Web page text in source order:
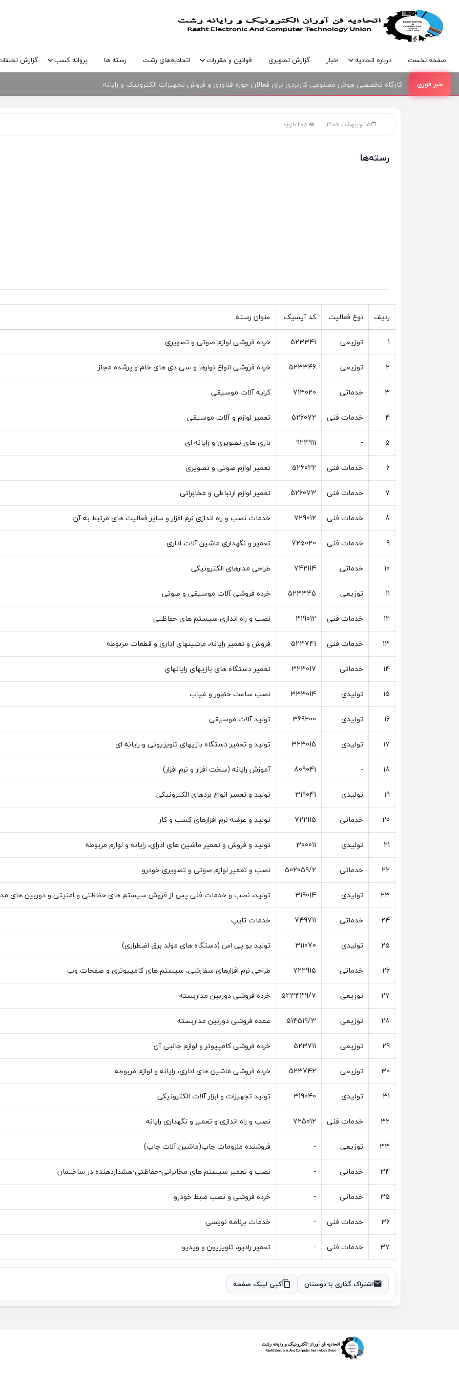
صفحه نخست درباره اتحادیه اخبار گزارش تصویری قوانین و مقررات اتحادیه‌های رشت رسته ها پروانه کسب گزارش
کارگاه تخصصی هوش مصنوعی کاربردی برای فعالان حوزه فناوری و فروش تجهیزات الکترونیک و رایانه
امضای تفاهمنامه همکاری بین اتحادیه صنف فناوران الکترونیک و رایانه شهرستان رشت و پارک علم و فناوری گیلان
15 اردیبهشت 1405
رسته‌ها
ردیف نوع فعالیت کد آیسیک
عنوان رسته
1
توزیعی 523341
خرده فروشی لوازم صوتی و تصویری
2
توزیعی 523346
خرده فروشی انواع نوارها و سی دی های خام و پرشده مجاز
3
خدماتی 713020
کرایه آلات موسیقی
4
خدمات فنی 526072
تعمیر لوازم و آلات موسیقی
5
-
924911
بازی های تصویری و رایانه ای
6
خدمات فنی 526022
تعمیر لوازم صوتی و تصویری
7
خدمات فنی 526073
تعمیر لوازم ارتباطی و مخابراتی
8
خدمات فنی 729012
خدمات نصب و راه اندازی نرم افزار و سایر فعالیت های مرتبط به آن
9
خدمات فنی 725020
تعمیر و نگهداری ماشین آلات اداری
10
خدماتی 742114
طراحی مدارهای الکترونیکی
11
توزیعی 523345
خرده فروشی آلات موسیقی و صوتی
12
خدمات فنی 319012
نصب و راه اندازی سیستم های حفاظتی
13
خدمات فنی 523741
فروش و تعمیر رایانه، ماشینهای اداری و قطعات مربوطه
14
خدماتی 323017
تعمیر دستگاه های بازیهای رایانهای
15
تولیدی 333014
نصب ساعت حضور و غیاب
16
تولیدی 369200
تولید آلات موسیقی
17
تولیدی 323015
تولید و تعمیر دستگاه بازیهای تلویزیونی و رایانه ای
18
-
809041
آموزش رایانه (سخت افزار و نرم افزار)
19
تولیدی 319041
تولید و تعمیر انواع بردهای الکترونیکی
20
خدماتی 722115
تولید و عرضه نرم افزارهای کسب و کار
21
تولیدی 300011
تولید و فروش و تعمیر ماشین های ادرای، رایانه و لوازم مربوطه
22
خدماتی 502059/2
نصب و تعمیر لوازم صوتی و تصویری خودرو
23
تولیدی 319014
تولید، نصب و خدمات فنی پس از فروش سیستم های حفاظتی و امنیتی و دوربین های
24
خدماتی 749711
خدمات تایپ
25
تولیدی 311070
تولید یو پی اس (دستگاه های مولد برق اضطراری)
26
خدماتی 722915
طراحی نرم افزارهای سفارشی، سیستم های کامپیوتری و صفحات وب
27
توزیعی 523439/7
خرده فروشی دوربین مداربسته
28
توزیعی 514519/3
عمده فروشی دوربین مداربسته
29
توزیعی 523711
خرده فروشی کامپیوتر و لوازم جانبی آن
30
توزیعی 523742
خرده فروشی ماشین های اداری، رایانه و لوازم مربوطه
31
تولیدی 319040
تولید تجهیزات و ابزار آلات الکترونیکی
32
خدمات فنی 725012
نصب و راه اندازی و تعمیر و نگهداری رایانه
33
توزیعی -
فروشنده ملزومات چاپ(ماشین آلات چاپ)
34
خدماتی -
نصب و تعمیر سیستم های مخابراتی-حفاظتی-هشداردهنده در ساختمان
35
خدماتی -
خرده فروشی و نصب ضبط خودرو
36
خدمات فنی -
خدمات برنامه نویسی
37
خدمات فنی - تعمیر رادیو، تلویزیون و ویدیو
اشتراک گذاری با دوستان کپی لینک صفحه